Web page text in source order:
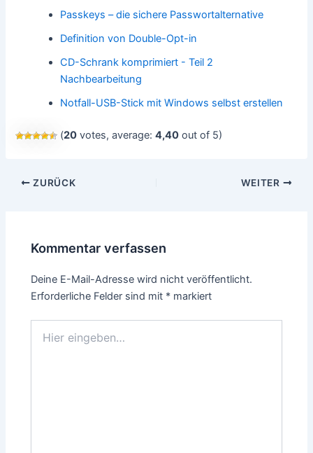
Passkeys – die sichere Passwortalternative
Definition von Double-Opt-in
CD-Schrank komprimiert - Teil 2
Nachbearbeitung
Notfall-USB-Stick mit Windows selbst erstellen
(20 votes, average:4,40 out of 5)
Beitragsnavigation
ZURÜCK WEITER
Kommentar verfassen
Deine E-Mail-Adresse wird nicht veröffentlicht.
Erforderliche Felder sind mit * markiert
eingeben…